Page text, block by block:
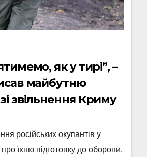
як у тирі”, –
майбутню
звільнення Криму
російських окупантів у
їхню підготовку до оборони,